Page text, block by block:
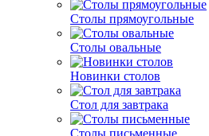
Столы прямоугольные
Столы овальные
Новинки столов
Стол для завтрака
Столы письменные